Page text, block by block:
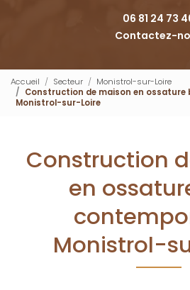
06 81 24 73
Contactez-
Accueil Secteur
Monistrol-sur-Loire
Construction de maison en ossature
Monistrol-sur-Loire
Construction
en
Monistrol-